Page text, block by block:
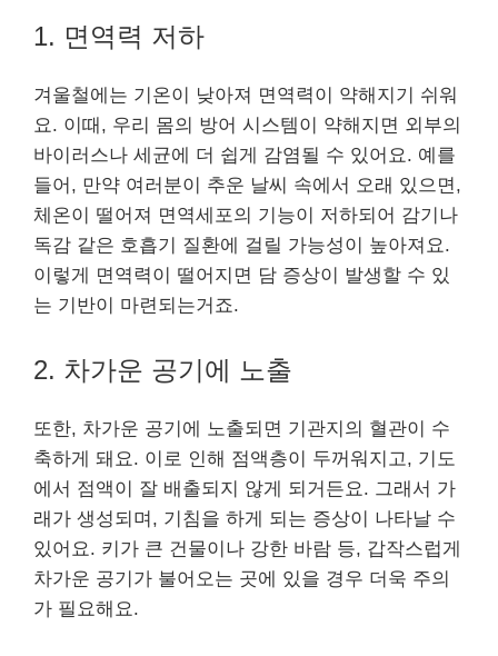
1. 면역력 저하
겨울철에는 기온이 낮아져 면역력이 약해지기 쉬워
요. 이때, 우리 몸의 방어 시스템이 약해지면 외부의
바이러스나 세균에 더 쉽게 감염될 수 있어요. 예를
들어, 만약 여러분이 추운 날씨 속에서 오래 있으면,
체온이 떨어져 면역세포의 기능이 저하되어 감기나
독감 같은 호흡기 질환에 걸릴 가능성이 높아져요.
이렇게 면역력이 떨어지면 담 증상이 발생할 수 있
는 기반이 마련되는거죠.
2. 차가운 공기에 노출
또한, 차가운 공기에 노출되면 기관지의 혈관이 수
축하게 돼요. 이로 인해 점액층이 두꺼워지고, 기도
에서 점액이 잘 배출되지 않게 되거든요. 그래서 가
래가 생성되며, 기침을 하게 되는 증상이 나타날 수
있어요. 키가 큰 건물이나 강한 바람 등, 갑작스럽게
차가운 공기가 불어오는 곳에 있을 경우 더욱 주의
가 필요해요.